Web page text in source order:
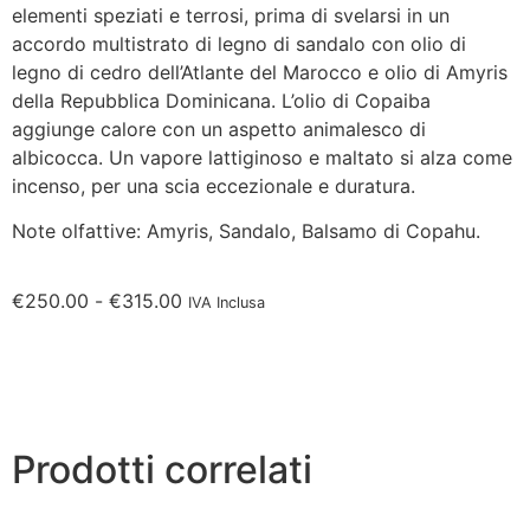
elementi speziati e terrosi, prima di svelarsi in un
accordo multistrato di legno di sandalo con olio di
legno di cedro dell’Atlante del Marocco e olio di Amyris
della Repubblica Dominicana. L’olio di Copaiba
aggiunge calore con un aspetto animalesco di
albicocca. Un vapore lattiginoso e maltato si alza come
incenso, per una scia eccezionale e duratura.
Note olfattive: Amyris, Sandalo, Balsamo di Copahu.
€250.00 - €315.00 IVA Inclusa
Prodotti correlati